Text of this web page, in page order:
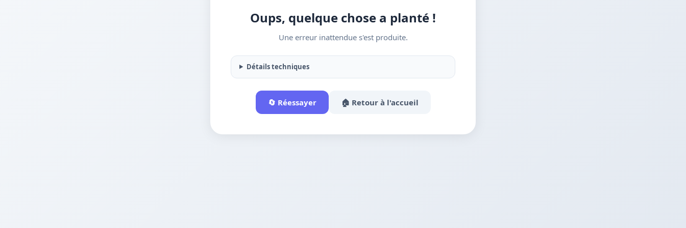
Oups, quelque chose a planté !
Une erreur inattendue s'est produite.
Détails techniques
🔄 Réessayer 🏠 Retour à l'accueil